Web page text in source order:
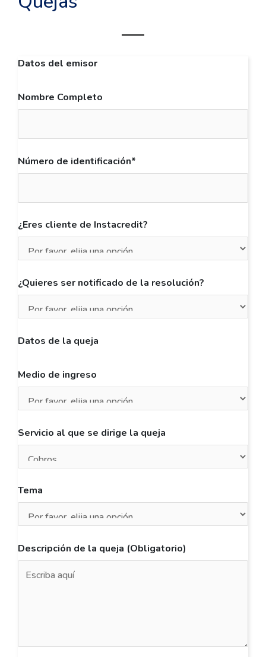
Datos del emisor
Nombre Completo
Número de identificación*
¿Eres cliente de Instacredit?
¿Quieres ser notificado de la resolución?
Datos de la queja
Medio de ingreso
Servicio al que se dirige la queja
Tema
Descripción de la queja (Obligatorio)